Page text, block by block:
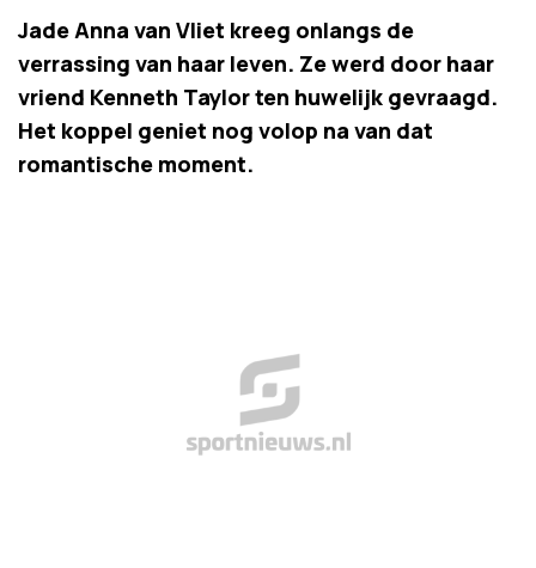
Jade Anna van Vliet kreeg onlangs de
verrassing van haar leven. Ze werd door haar
vriend Kenneth Taylor ten huwelijk gevraagd.
Het koppel geniet nog volop na van dat
romantische moment.